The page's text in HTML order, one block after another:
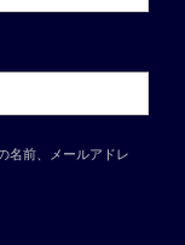
名前、メールアドレ